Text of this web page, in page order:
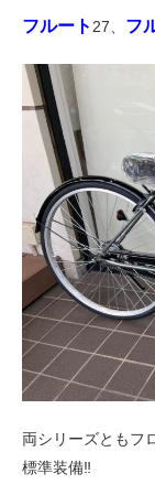
募集中の求人情
法人様
法人様向け割引
その他
お問い合わせ
会社概要
フルート 27、 フ
両シリーズともフ
標準装備‼